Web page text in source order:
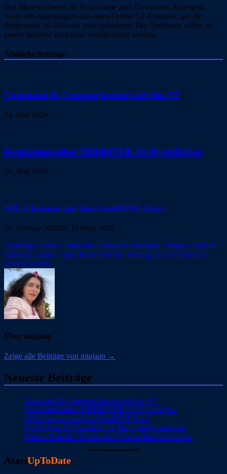
Das Museum bietet die Programme zum Download, Anzeigen,
Scans der Anleitungen und einen Online-ST-Emulator, um die
Programme im Browser auszuprobieren. Die Quelltexte sollen zu
einem späteren Zeitpunkt veröffentlicht werden.
Ähnliche Beiträge
Command & Conquer kommt auf den ST
24. Juni 2026
Festplattentreiber HDDRIVER 13.00 verfügbar
16. Juni 2026
SDL2 kommt auf den FreeMiNT-Atari
26. Februar 202626. Februar 2026
Beitragsnavigation
Vorheriger Artikel Atari und Llamasoft kündigen Tempest 4000 an
Nächster Artikel Lynx: Relief Pitcher, Hotdog und AvP können
bestellt werden
Über miajaap
Zeige alle Beiträge von miajaap →
Neueste Beiträge
Command & Conquer kommt auf den ST
Festplattentreiber HDDRIVER 13.00 verfügbar
SDL2 kommt auf den FreeMiNT-Atari
NoSTalgia: ST-Emulator für Mac feiert Comeback
Falcon Rebuild: Wizztronics Falcon-Nachbau bootet
AtariUpToDate